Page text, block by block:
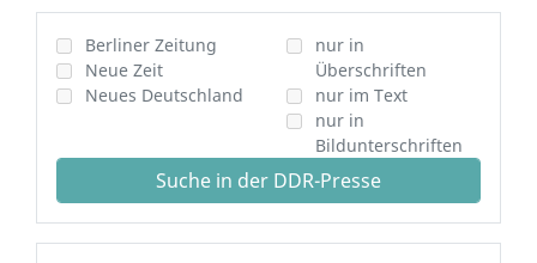
Berliner Zeitung
Neue Zeit
Neues Deutschland
nur in
Überschriften
nur im Text
nur in
Bildunterschriften
Suche in der DDR-Presse